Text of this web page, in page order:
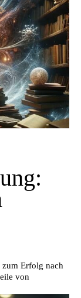
zum Erfolg nach
von